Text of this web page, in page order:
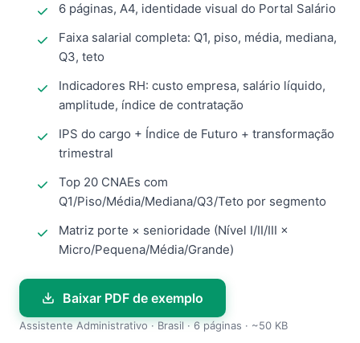
6 páginas, A4, identidade visual do Portal Salário
Faixa salarial completa: Q1, piso, média, mediana,
Q3, teto
Indicadores RH: custo empresa, salário líquido,
amplitude, índice de contratação
IPS do cargo + Índice de Futuro + transformação
trimestral
Top 20 CNAEs com
Q1/Piso/Média/Mediana/Q3/Teto por segmento
Matriz porte × senioridade (Nível I/II/III ×
Micro/Pequena/Média/Grande)
Baixar PDF de exemplo
Assistente Administrativo · Brasil · 6 páginas · ~50 KB